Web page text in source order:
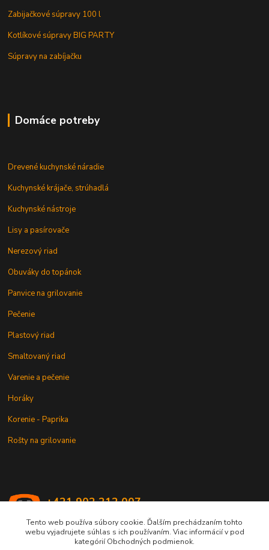
Zabijačkové súpravy 100 l
Kotlíkové súpravy BIG PARTY
Súpravy na zabíjačku
Domáce potreby
Drevené kuchynské náradie
Kuchynské krájače, strúhadlá
Kuchynské nástroje
Lisy a pasírovače
Nerezový riad
Obuváky do topánok
Panvice na grilovanie
Pečenie
Plastový riad
Smaltovaný riad
Varenie a pečenie
Horáky
Korenie - Paprika
Rošty na grilovanie
+421 902 212 007
Tento web používa súbory cookie. Ďalším prechádzaním tohto
webu vyjadrujete súhlas s ich používaním. Viac informácií v pod
kategórií Obchodných podmienok.